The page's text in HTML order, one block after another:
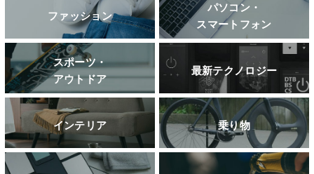
ファッション
パソコン・
スマートフォン
スポーツ・
アウトドア
最新テクノロジー
インテリア 乗り物